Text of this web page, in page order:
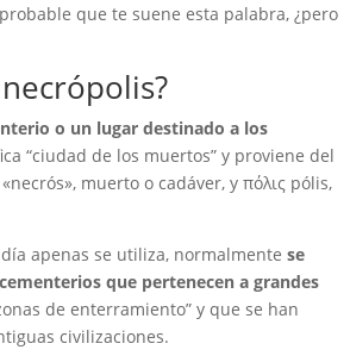
que te suene esta palabra, ¿pero
o un lugar destinado a los
“ciudad de los muertos” y proviene del
muerto o cadáver, y πόλις pólis,
apenas se utiliza, normalmente se
que pertenecen a grandes
de enterramiento” y que se han
civilizaciones.